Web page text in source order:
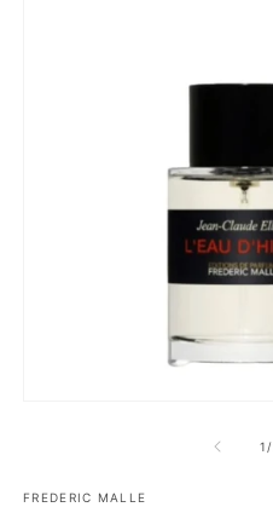
で
1 /
FREDERIC MALLE